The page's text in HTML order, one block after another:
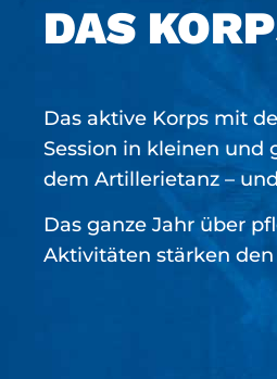
DAS
Das aktive Korps mit
Session in kleinen und
dem Artillerietanz –
Das ganze Jahr über
Aktivitäten stärken den